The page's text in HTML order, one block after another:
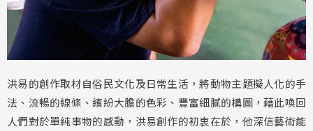
洪易的創作取材自俗民文化及日常生活，將動物主題擬人化的手
法、流暢的線條、繽紛大膽的色彩、豐富細膩的構圖，藉此喚回
人們對於單純事物的感動，洪易創作的初衷在於，他深信藝術能